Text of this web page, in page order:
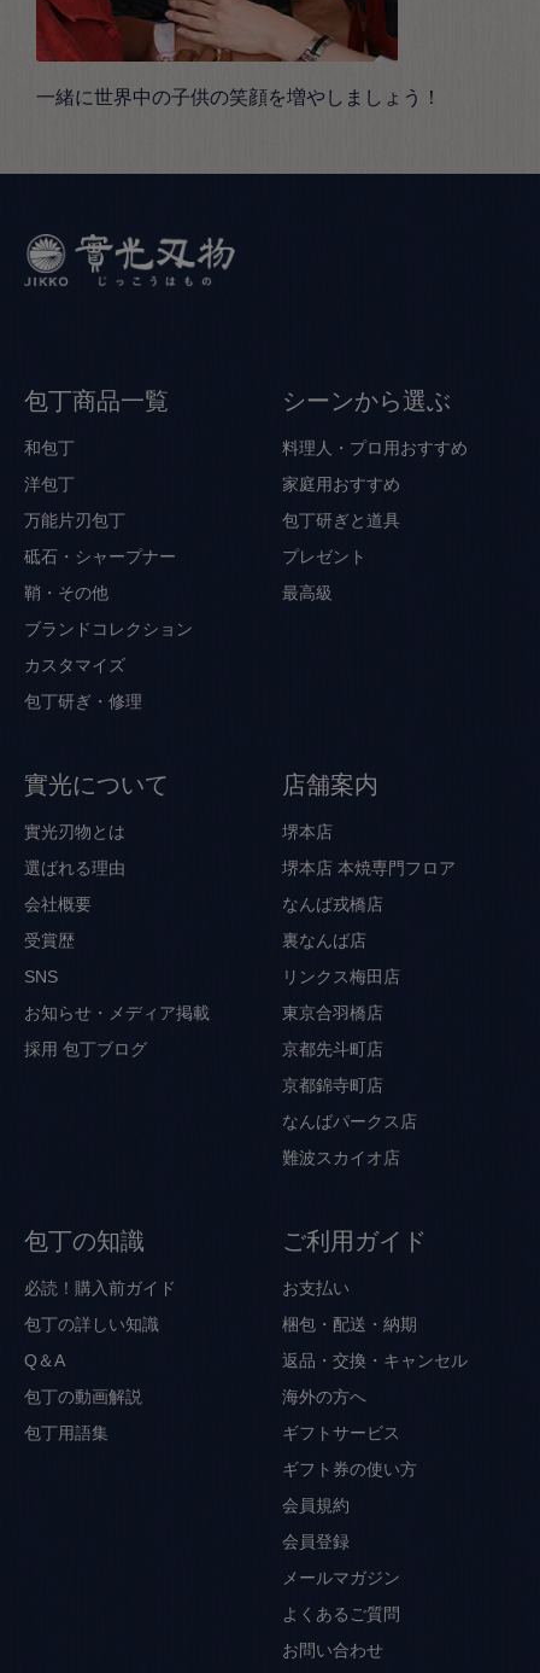
一緒に世界中の子供の笑顔を増やしましょう！
包丁商品一覧
和包丁
洋包丁
万能片刃包丁
砥石・シャープナー
鞘・その他
ブランドコレクション
カスタマイズ
包丁研ぎ・修理
シーンから選ぶ
料理人・プロ用おすすめ
家庭用おすすめ
包丁研ぎと道具
プレゼント
最高級
實光について
實光刃物とは
選ばれる理由
会社概要
受賞歴
SNS
お知らせ・メディア掲載
採用 包丁ブログ
店舗案内
堺本店
堺本店 本焼専門フロア
なんば戎橋店
裏なんば店
リンクス梅田店
東京合羽橋店
京都先斗町店
京都錦寺町店
なんばパークス店
難波スカイオ店
包丁の知識
必読！購入前ガイド
包丁の詳しい知識
Q＆A
包丁の動画解説
包丁用語集
ご利用ガイド
お支払い
梱包・配送・納期
返品・交換・キャンセル
海外の方へ
ギフトサービス
ギフト券の使い方
会員規約
会員登録
メールマガジン
よくあるご質問
お問い合わせ